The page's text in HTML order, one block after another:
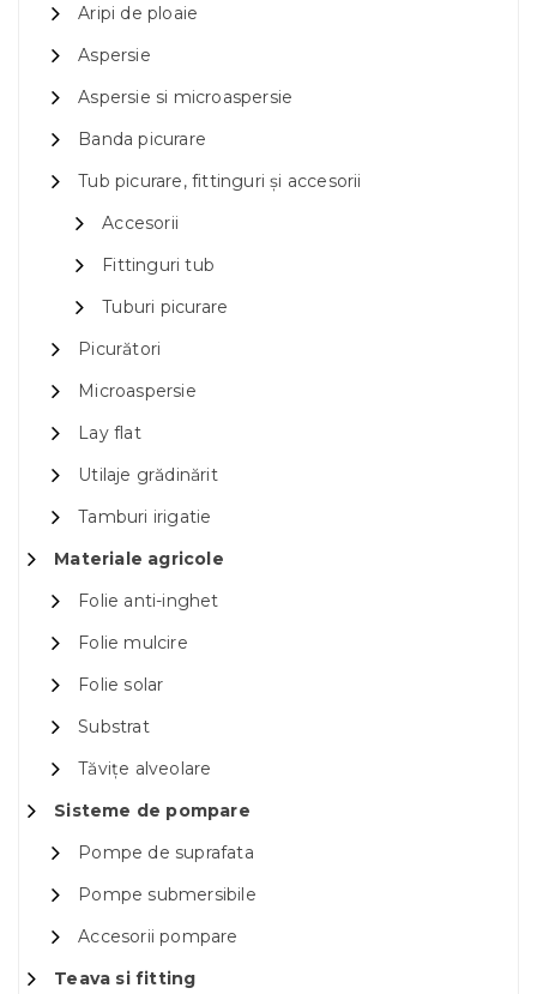
Aripi de ploaie
Aspersie
Aspersie si microaspersie
Banda picurare
Tub picurare, fittinguri și accesorii
Accesorii
Fittinguri tub
Tuburi picurare
Picurători
Microaspersie
Lay flat
Utilaje grădinărit
Tamburi irigatie
Materiale agricole
Folie anti-inghet
Folie mulcire
Folie solar
Substrat
Tăvițe alveolare
Sisteme de pompare
Pompe de suprafata
Pompe submersibile
Accesorii pompare
Teava si fitting